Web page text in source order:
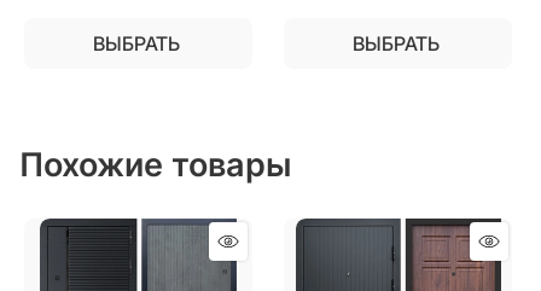
ВЫБРАТЬ ВЫБРАТЬ
Похожие товары